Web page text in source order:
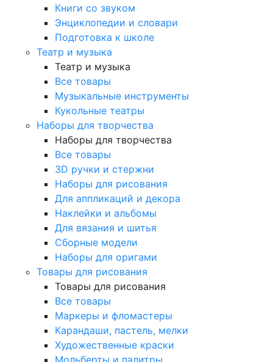
Книги со звуком
Энциклопедии и словари
Подготовка к школе
Театр и музыка
Театр и музыка
Все товары
Музыкальные инструменты
Кукольные театры
Наборы для творчества
Наборы для творчества
Все товары
3D ручки и стержни
Наборы для рисования
Для аппликаций и декора
Наклейки и альбомы
Для вязания и шитья
Сборные модели
Наборы для оригами
Товары для рисования
Товары для рисования
Все товары
Маркеры и фломастеры
Карандаши, пастель, мелки
Художественные краски
Мольберты и палитры